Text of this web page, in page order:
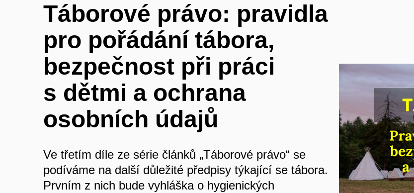
Táborové právo: pravidla
pro pořádání tábora,
bezpečnost při práci
s dětmi a ochrana
osobních údajů
Ve třetím díle ze série článků „Táborové právo“ se
podíváme na další důležité předpisy týkající se tábora.
Prvním z nich bude vyhláška o hygienických